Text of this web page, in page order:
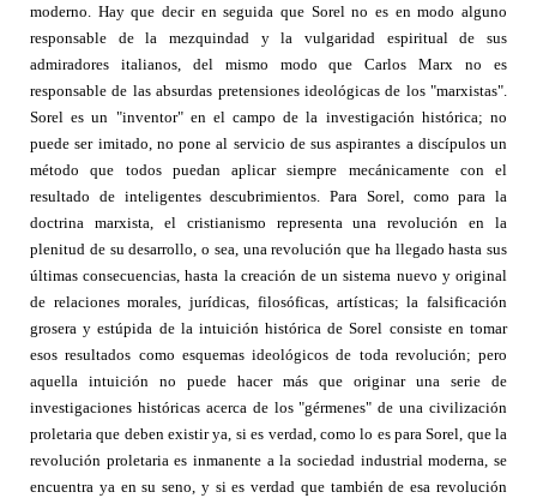
moderno. Hay que decir en seguida que Sorel no es en modo alguno
responsable de la mezquindad y la vulgaridad espiritual de sus
admiradores italianos, del mismo modo que Carlos Marx no es
responsable de las absurdas pretensiones ideológicas de los "marxistas".
Sorel es un "inventor" en el campo de la investigación histórica; no
puede ser imitado, no pone al servicio de sus aspirantes a discípulos un
método que todos puedan aplicar siempre mecánicamente con el
resultado de inteligentes descubrimientos. Para Sorel, como para la
doctrina marxista, el cristianismo representa una revolución en la
plenitud de su desarrollo, o sea, una revolución que ha llegado hasta sus
últimas consecuencias, hasta la creación de un sistema nuevo y original
de relaciones morales, jurídicas, filosóficas, artísticas; la falsificación
grosera y estúpida de la intuición histórica de Sorel consiste en tomar
esos resultados como esquemas ideológicos de toda revolución; pero
aquella intuición no puede hacer más que originar una serie de
investigaciones históricas acerca de los "gérmenes" de una civilización
proletaria que deben existir ya, si es verdad, como lo es para Sorel, que la
revolución proletaria es inmanente a la sociedad industrial moderna, se
encuentra ya en su seno, y si es verdad que también de esa revolución